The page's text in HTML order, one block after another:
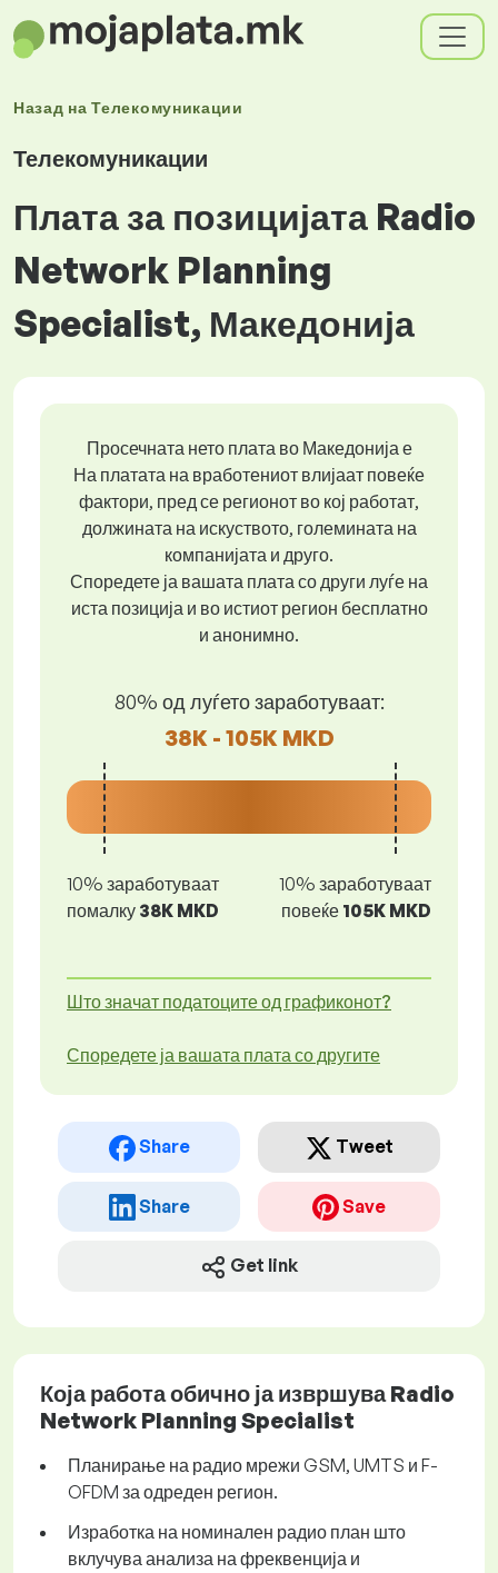
Назад наТелекомуникации
Телекомуникации
Плата за позицијата Radio
Network Planning
Specialist, Македонија
Просечната нето плата во Македонија е
На платата на вработениот влијаат повеќе
фактори, пред се регионот во кој работат,
должината на искуството, големината на
компанијата и друго.
Споредете ја вашата плата со други луѓе на
иста позиција и во истиот регион бесплатно
и анонимно.
80% од луѓето заработуваат:
38K - 105K MKD
10% заработуваат
помалку 38K MKD
10% заработуваат
повеќе 105K MKD
Што значат податоците од графиконот?
Споредете ја вашата плата со другите
Share Tweet
Share Save
Get link
Која работа обично ја извршува Radio
Network Planning Specialist
Планирање на радио мрежи GSM, UMTS и F-
OFDM за одреден регион.
Изработка на номинален радио план што
вклучува анализа на фреквенција и